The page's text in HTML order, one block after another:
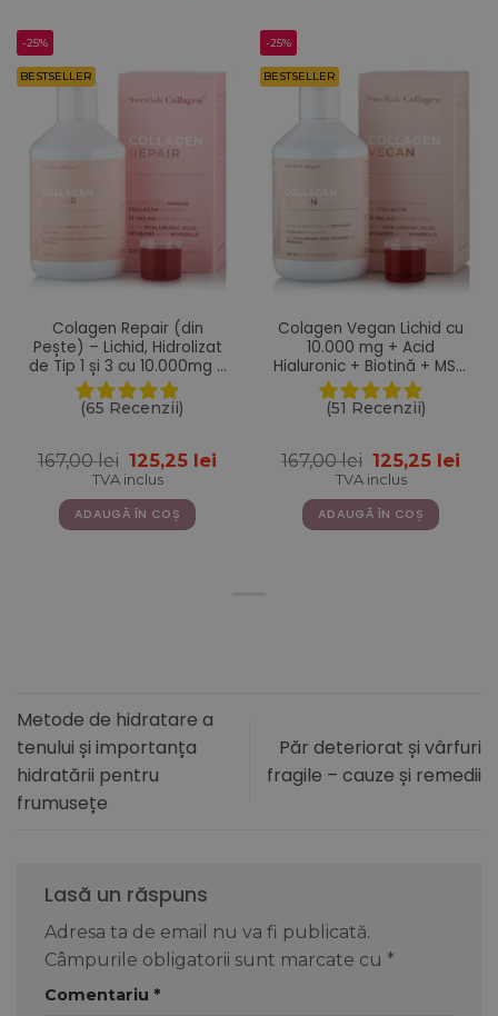
-25%
BESTSELLER
Colagen Repair (din
Pește) – Lichid, Hidrolizat
de Tip 1 și 3 cu 10.000mg +
Acid Hialuronic + Biotină +
MSM + Zinc + Siliciu +
Vitamine – 500ml
(65 Recenzii)
167,00lei Prețul
inițial
a
fost:
167,00 lei.
125,25 leiPrețul
TVA inclus
ADAUGĂ ÎN COȘ
-25%
BESTSELLER
Colagen Vegan Lichid cu
10.000 mg + Acid
Hialuronic + Biotină + MSM
+ Zinc + Siliciu + Seleniu +
Vitamine – 500 ml
(51 Recenzii)
167,00lei Prețul
inițial
a
fost:
167,00 lei.
125,25 lei
TVA inclus
ADAUGĂ ÎN COȘ
Metode de hidratare a
tenului și importanța
hidratării pentru
frumusețe
Păr deteriorat și vârfuri
fragile – cauze și remedii
Lasă un răspuns
Adresa ta de email nu va fi publicată.
Câmpurile obligatorii sunt marcate cu *
Comentariu *